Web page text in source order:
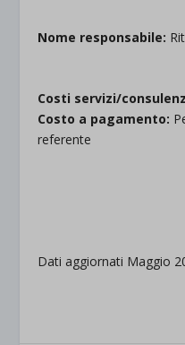
Nome responsabile:
Costi servizi/
Costo a pagamento:
referente
Dati aggiornati Maggio